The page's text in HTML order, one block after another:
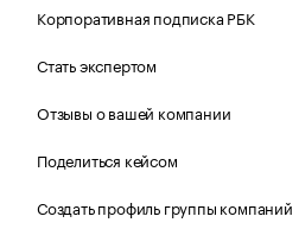
Корпоративная подписка РБК
Стать экспертом
Отзывы о вашей компании
Поделиться кейсом
Создать профиль группы компаний